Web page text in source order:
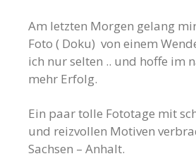
Am letzten Morgen gelang
Foto ( Doku) von einem
ich nur selten .. und hoffe im
mehr Erfolg.
Ein paar tolle Fototage mit
und reizvollen Motiven
Sachsen – Anhalt.